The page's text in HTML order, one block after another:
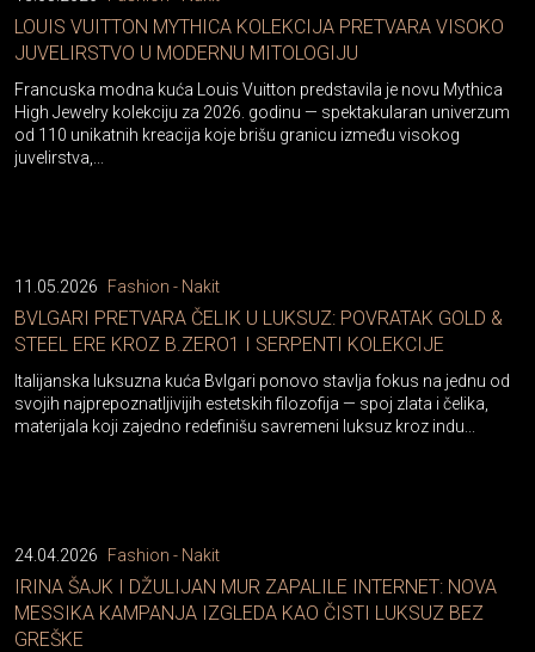
LOUIS VUITTON MYTHICA KOLEKCIJA PRETVARA VISOKO
JUVELIRSTVO U MODERNU MITOLOGIJU
Francuska modna kuća Louis Vuitton predstavila je novu Mythica
High Jewelry kolekciju za 2026. godinu — spektakularan univerzum
od 110 unikatnih kreacija koje brišu granicu između visokog
juvelirstva,...
11.05.2026 Fashion - Nakit
BVLGARI PRETVARA ČELIK U LUKSUZ: POVRATAK GOLD &
STEEL ERE KROZ B.ZERO1 I SERPENTI KOLEKCIJE
Italijanska luksuzna kuća Bvlgari ponovo stavlja fokus na jednu od
svojih najprepoznatljivijih estetskih filozofija — spoj zlata i čelika,
materijala koji zajedno redefinišu savremeni luksuz kroz indu...
24.04.2026 Fashion - Nakit
IRINA ŠAJK I DŽULIJAN MUR ZAPALILE INTERNET: NOVA
MESSIKA KAMPANJA IZGLEDA KAO ČISTI LUKSUZ BEZ
GREŠKE